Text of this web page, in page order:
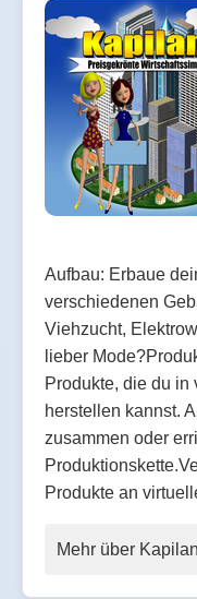
Aufbau: Erbaue
verschiedenen
Viehzucht,
lieber
Produkte, die du in
herstellen kannst.
zusammen oder
Produkte an
Mehr über